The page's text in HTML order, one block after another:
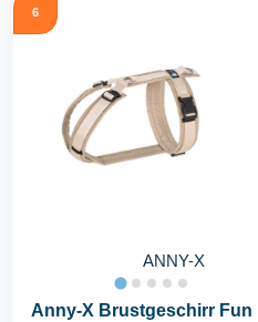
6
ANNY-X
Anny-X Brustgeschirr Fun